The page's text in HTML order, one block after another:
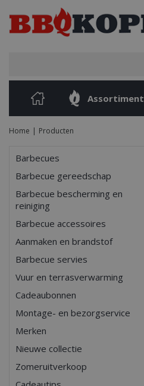
naar
content
Home Producten
Assortiment
Barbecues
Barbecue gereedschap
Barbecue bescherming en
reiniging
Barbecue accessoires
Aanmaken en brandstof
Barbecue servies
Vuur en terrasverwarming
Cadeaubonnen
Montage- en bezorgservice
Merken
Nieuwe collectie
Zomeruitverkoop